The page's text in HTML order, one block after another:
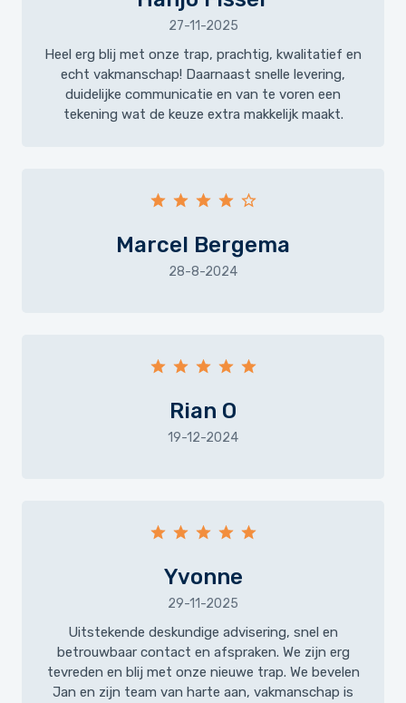
27-11-2025
Heel erg blij met onze trap, prachtig, kwalitatief en
echt vakmanschap! Daarnaast snelle levering,
duidelijke communicatie en van te voren een
tekening wat de keuze extra makkelijk maakt.
Marcel Bergema
28-8-2024
Rian O
19-12-2024
Yvonne
29-11-2025
Uitstekende deskundige advisering, snel en
betrouwbaar contact en afspraken. We zijn erg
tevreden en blij met onze nieuwe trap. We bevelen
Jan en zijn team van harte aan, vakmanschap is